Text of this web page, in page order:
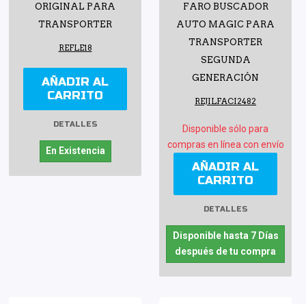
ORIGINAL PARA
TRANSPORTER
REFLE18
AÑADIR AL
CARRITO
DETALLES
En Existencia
FARO BUSCADOR
AUTO MAGIC PARA
TRANSPORTER
SEGUNDA
GENERACIÓN
REJILFACI2482
Disponible sólo para
compras en línea con envío
AÑADIR AL
CARRITO
DETALLES
Disponible hasta 7 Días
después de tu compra